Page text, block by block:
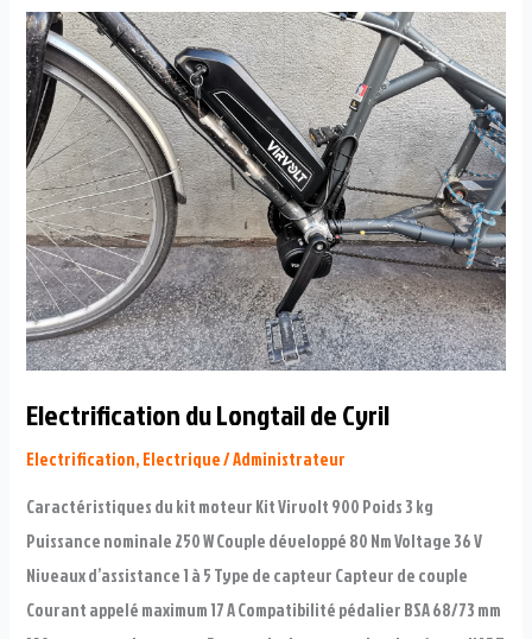
VTT
électrique
pour
Fada
Electrification du Longtail de Cyril
Electrification,Electrique/Administrateur
Caractéristiques du kit moteur Kit Virvolt 900 Poids 3 kg
Puissance nominale 250 W Couple développé 80 Nm Voltage 36 V
Niveaux d’assistance 1 à 5 Type de capteur Capteur de couple
Courant appelé maximum 17 A Compatibilité pédalier BSA 68/73 mm